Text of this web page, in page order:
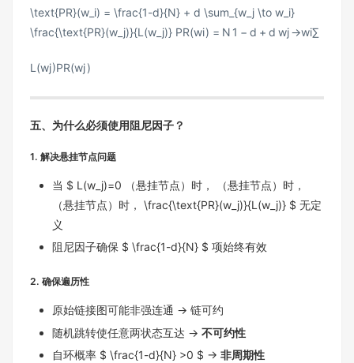
\text{PR}(w_i) = \frac{1-d}{N} + d \sum_{w_j \to w_i}
\frac{\text{PR}(w_j)}{L(w_j)} PR(wi) = N 1 − d + d wj→wi∑
L (wj)PR(wj)
五、为什么必须使用阻尼因子？
1. 解决悬挂节点问题
当 $ L(w_j)=0
（悬挂节点）时， （悬挂节点）时，
（悬挂节点）时， \frac{\text{PR}(w_j)}{L(w_j)} $ 无定
义
阻尼因子确保 $ \frac{1-d}{N} $ 项始终有效
2. 确保遍历性
原始链接图可能非强连通 → 链可约
随机跳转使任意两状态互达 → 不可约性
自环概率 $ \frac{1-d}{N} >0 $ → 非周期性